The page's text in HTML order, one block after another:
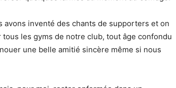
inventé des chants de supporters et on
les gyms de notre club, tout âge confondu
une belle amitié sincère même si nous